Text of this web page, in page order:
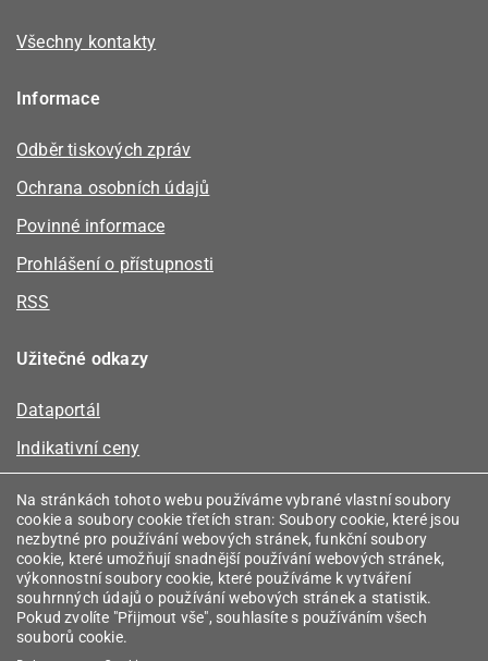
Všechny kontakty
Informace
Odběr tiskových zpráv
Ochrana osobních údajů
Povinné informace
Prohlášení o přístupnosti
RSS
Užitečné odkazy
Dataportál
Indikativní ceny
Registr energetických společenství
Registr zprostředkovatelů
Srovnávače
Vyhledávač licencí
Na stránkách tohoto webu používáme vybrané vlastní soubory
cookie a soubory cookie třetích stran: Soubory cookie, které jsou
nezbytné pro používání webových stránek, funkční soubory
cookie, které umožňují snadnější používání webových stránek,
výkonnostní soubory cookie, které používáme k vytváření
souhrnných údajů o používání webových stránek a statistik.
Pokud zvolíte "Přijmout vše", souhlasíte s používáním všech
souborů cookie.